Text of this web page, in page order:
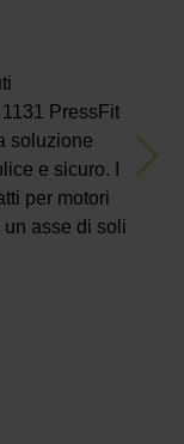
PressFit
soluzione
e sicuro. I
per motori
un asse di soli
Next